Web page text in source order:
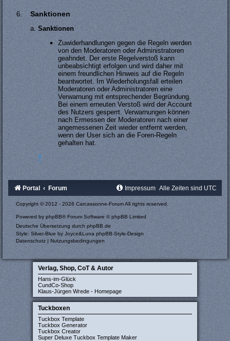
Sanktionen
Sanktionen
Zuwiderhandlungen gegen die Regeln werden
von den Moderatoren oder Administratoren
geahndet. Der erste Regelverstoß kann
unbeabsichtigt erfolgen und wird daher mit
einem freundlichen Hinweis auf die Regeln
beantwortet. Im Wiederholungsfall erteilen
Moderatoren oder Administratoren eine
Verwarnung mit entsprechender Begründung.
Bei einem erneuten Verstoß wird der Account
des Nutzers gesperrt. Verwarnungen können
nach Ermessen der Moderatoren nach einer
angemessenen Zeit wieder entfernt werden,
wenn der User sich an die Foren-Regeln
gehalten hat.
#
Portal Forum Alle Zeiten sind UTC
Impressum
Copyright © 2012 - 2026 Carcassonne-Forum All rights reserved.
Powered byphpBB® Forum Software © phpBB Limited
Deutsche Übersetzung durchphpBB.de
Style: Silver-Blue by Joyce&Luna phpBB-Style-Design
Datenschutz |Nutzungsbedingungen
Verlag, Shop, CoT & Autor
Hans-im-Glück
CundCo-Shop
Klaus-Jürgen Wrede - Homepage
Tuckboxen
Tuckbox Template
Tuckbox Generator
Tuckbox Creator
Super Deluxe Tuckbox Template Maker